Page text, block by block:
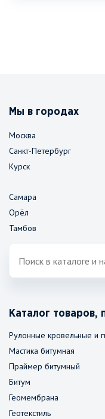
Мы в городах
Москва
Санкт-Петербург
Курск
Самара
Орёл
Тамбов
Каталог товаров,
Рулонные кровельные и
Мастика битумная
Праймер битумный
Битум
Геомембрана
Геотекстиль